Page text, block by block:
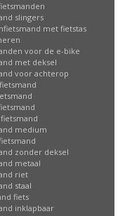
slingers
met fietstas
voor de e-bike
met deksel
voor achterop
medium
zonder deksel
metaal
riet
staal
fiets
inklapbaar